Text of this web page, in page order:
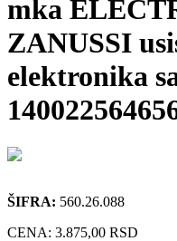
mka
ZANUSSI
elektronika
ŠIFRA: 560.26.088
CENA: 3.875,00 RSD